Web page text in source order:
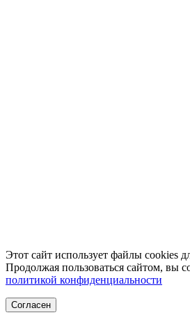
Этот сайт использует файлы cookies
Продолжая пользоваться сайтом, вы
политикой конфиденциальности
Согласен